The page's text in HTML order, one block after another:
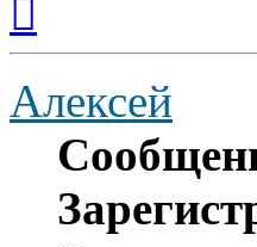
началу
Алексей